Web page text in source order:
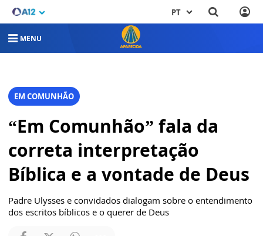
PT
MENU
EM COMUNHÃO
“Em Comunhão” fala da
correta interpretação
Bíblica e a vontade de Deus
Padre Ulysses e convidados dialogam sobre o entendimento
dos escritos bíblicos e o querer de Deus